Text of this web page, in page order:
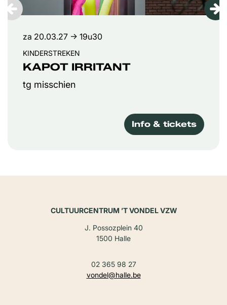
KAPOT IRRITANT
tg misschien
KINDERSTREKEN
za 20.03.27 → 19u30
Info & tickets
CULTUURCENTRUM ’T VONDEL VZW
J. Possozplein 40
1500 Halle
02 365 98 27
vondel@halle.be